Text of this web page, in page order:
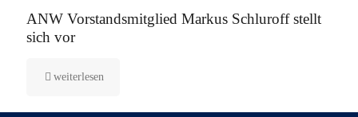
ANW Vorstandsmitglied Markus Schluroff stellt
sich vor
weiterlesen